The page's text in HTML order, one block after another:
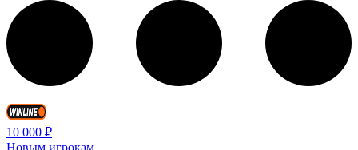
10 000 ₽
Новым игрокам